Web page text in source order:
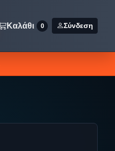
Καλάθι 0 Σύνδεση